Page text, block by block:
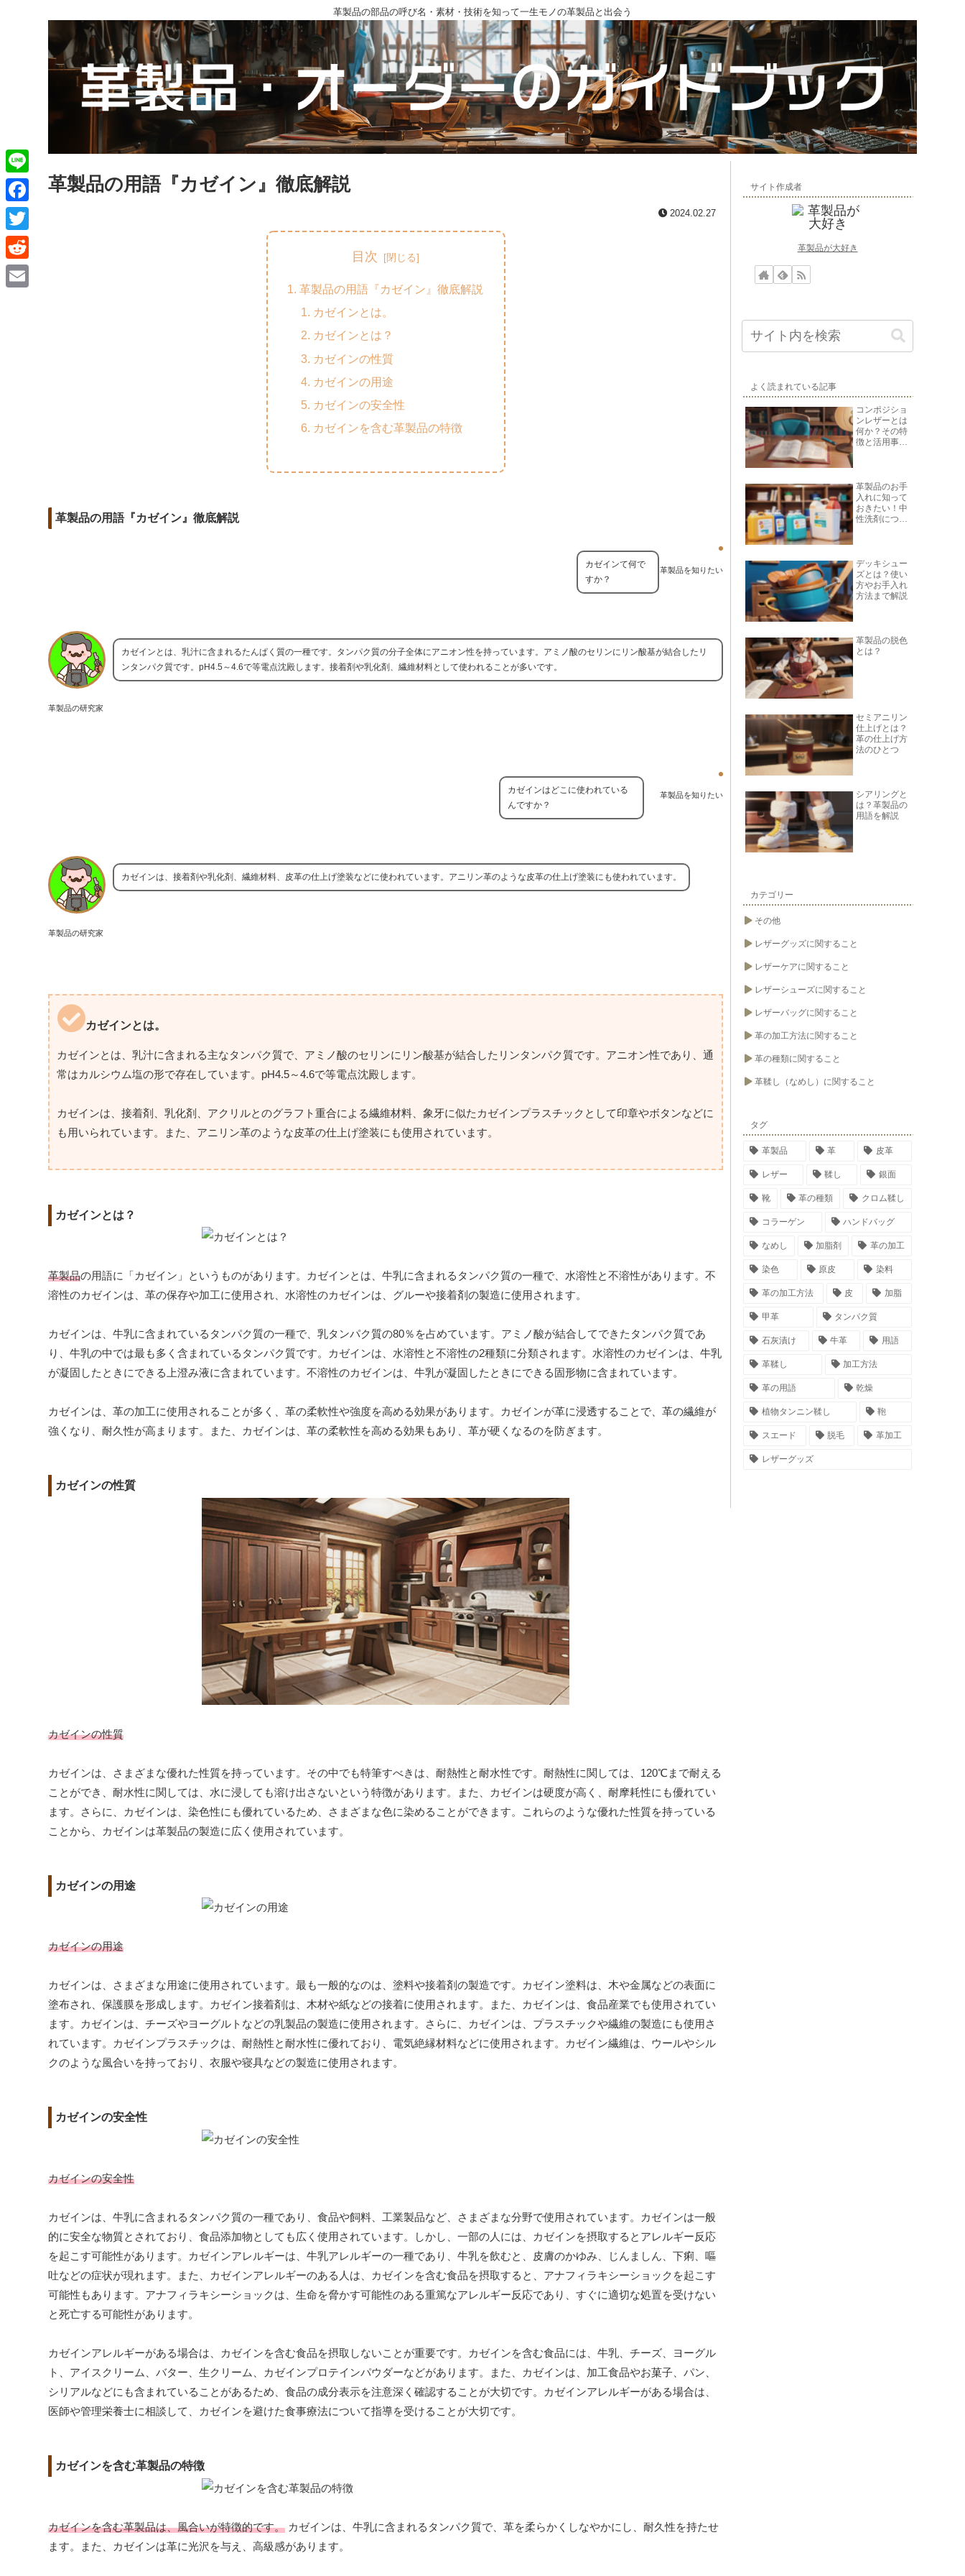
革製品の部品の呼び名・素材・技術を知って一生モノの革製品と出会う
革製品の用語『カゼイン』徹底解説
2024.02.27
目次
革製品の用語『カゼイン』徹底解説
カゼインとは。
カゼインとは？
カゼインの性質
カゼインの用途
カゼインの安全性
カゼインを含む革製品の特徴
革製品の用語『カゼイン』徹底解説
革製品を知りたい
カゼインて何で
すか？
革製品の研究家
カゼインとは、乳汁に含まれるたんぱく質の一種です。タンパク質の分子全体にアニオン性を持っています。アミノ酸のセリンにリン酸基が結合したリ
ンタンパク質です。pH4.5～4.6で等電点沈殿します。接着剤や乳化剤、繊維材料として使われることが多いです。
革製品を知りたい
カゼインはどこに使われている
んですか？
革製品の研究家
カゼインは、接着剤や乳化剤、繊維材料、皮革の仕上げ塗装などに使われています。アニリン革のような皮革の仕上げ塗装にも使われています。
カゼインとは。
カゼインとは、乳汁に含まれる主なタンパク質で、アミノ酸のセリンにリン酸基が結合したリンタンパク質です。アニオン性であり、通
常はカルシウム塩の形で存在しています。pH4.5～4.6で等電点沈殿します。
カゼインは、接着剤、乳化剤、アクリルとのグラフト重合による繊維材料、象牙に似たカゼインプラスチックとして印章やボタンなどに
も用いられています。また、アニリン革のような皮革の仕上げ塗装にも使用されています。
カゼインとは？
革製品の用語に「カゼイン」というものがあります。カゼインとは、牛乳に含まれるタンパク質の一種で、水溶性と不溶性があります。不
溶性のカゼインは、革の保存や加工に使用され、水溶性のカゼインは、グルーや接着剤の製造に使用されます。
カゼインは、牛乳に含まれているタンパク質の一種で、乳タンパク質の80％を占めています。アミノ酸が結合してできたタンパク質であ
り、牛乳の中では最も多く含まれているタンパク質です。カゼインは、水溶性と不溶性の2種類に分類されます。水溶性のカゼインは、牛乳
が凝固したときにできる上澄み液に含まれています。不溶性のカゼインは、牛乳が凝固したときにできる固形物に含まれています。
カゼインは、革の加工に使用されることが多く、革の柔軟性や強度を高める効果があります。カゼインが革に浸透することで、革の繊維が
強くなり、耐久性が高まります。また、カゼインは、革の柔軟性を高める効果もあり、革が硬くなるのを防ぎます。
カゼインの性質
カゼインの性質
カゼインは、さまざまな優れた性質を持っています。その中でも特筆すべきは、耐熱性と耐水性です。耐熱性に関しては、120℃まで耐える
ことができ、耐水性に関しては、水に浸しても溶け出さないという特徴があります。また、カゼインは硬度が高く、耐摩耗性にも優れてい
ます。さらに、カゼインは、染色性にも優れているため、さまざまな色に染めることができます。これらのような優れた性質を持っている
ことから、カゼインは革製品の製造に広く使用されています。
カゼインの用途
カゼインの用途
カゼインは、さまざまな用途に使用されています。最も一般的なのは、塗料や接着剤の製造です。カゼイン塗料は、木や金属などの表面に
塗布され、保護膜を形成します。カゼイン接着剤は、木材や紙などの接着に使用されます。また、カゼインは、食品産業でも使用されてい
ます。カゼインは、チーズやヨーグルトなどの乳製品の製造に使用されます。さらに、カゼインは、プラスチックや繊維の製造にも使用さ
れています。カゼインプラスチックは、耐熱性と耐水性に優れており、電気絶縁材料などに使用されます。カゼイン繊維は、ウールやシル
クのような風合いを持っており、衣服や寝具などの製造に使用されます。
カゼインの安全性
カゼインの安全性
カゼインは、牛乳に含まれるタンパク質の一種であり、食品や飼料、工業製品など、さまざまな分野で使用されています。カゼインは一般
的に安全な物質とされており、食品添加物としても広く使用されています。しかし、一部の人には、カゼインを摂取するとアレルギー反応
を起こす可能性があります。カゼインアレルギーは、牛乳アレルギーの一種であり、牛乳を飲むと、皮膚のかゆみ、じんましん、下痢、嘔
吐などの症状が現れます。また、カゼインアレルギーのある人は、カゼインを含む食品を摂取すると、アナフィラキシーショックを起こす
可能性もあります。アナフィラキシーショックは、生命を脅かす可能性のある重篤なアレルギー反応であり、すぐに適切な処置を受けない
と死亡する可能性があります。
カゼインアレルギーがある場合は、カゼインを含む食品を摂取しないことが重要です。カゼインを含む食品には、牛乳、チーズ、ヨーグル
ト、アイスクリーム、バター、生クリーム、カゼインプロテインパウダーなどがあります。また、カゼインは、加工食品やお菓子、パン、
シリアルなどにも含まれていることがあるため、食品の成分表示を注意深く確認することが大切です。カゼインアレルギーがある場合は、
医師や管理栄養士に相談して、カゼインを避けた食事療法について指導を受けることが大切です。
カゼインを含む革製品の特徴
カゼインを含む革製品は、風合いが特徴的です。 カゼインは、牛乳に含まれるタンパク質で、革を柔らかくしなやかにし、耐久性を持たせ
ます。また、カゼインは革に光沢を与え、高級感があります。
サイト作成者
革製品が大好き
よく読まれている記事
コンポジショ
ンレザーとは
何か？その特
徴と活用事例
革製品のお手
入れに知って
おきたい！中
性洗剤につい
デッキシュー
ズとは？使い
方やお手入れ
方法まで解説
革製品の脱色
とは？
セミアニリン
仕上げとは？
革の仕上げ方
法のひとつ
シアリングと
は？革製品の
用語を解説
カテゴリー
その他
レザーグッズに関すること
レザーケアに関すること
レザーシューズに関すること
レザーバッグに関すること
革の加工方法に関すること
革の種類に関すること
革鞣し（なめし）に関すること
タグ
革製品 革 皮革
レザー 鞣し 銀面
靴 革の種類 クロム鞣し
コラーゲン ハンドバッグ
なめし 加脂剤 革の加工
染色 原皮 染料
革の加工方法 皮 加脂
甲革 タンパク質
石灰漬け 牛革 用語
革鞣し 加工方法
革の用語 乾燥
植物タンニン鞣し 鞄
スエード 脱毛 革加工
レザーグッズ
L
i
n
e
F
a
c
e
T
w
i
R